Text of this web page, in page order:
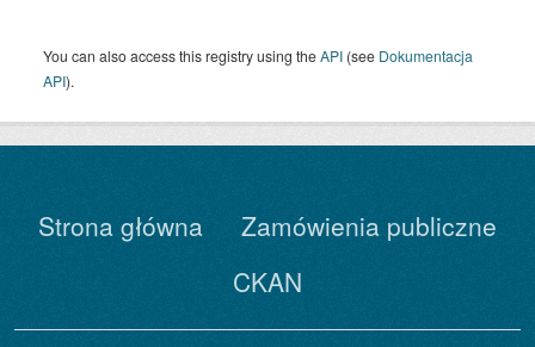
You can also access this registry using theAPI (see Dokumentacja
API).
Strona główna
Zamówienia publiczne
CKAN